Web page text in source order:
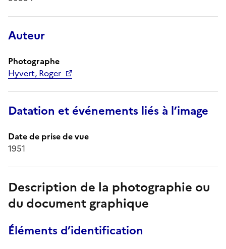
Auteur
Photographe
Hyvert, Roger
Datation et événements liés à l’image
Date de prise de vue
1951
Description de la photographie ou
du document graphique
Éléments d’identification